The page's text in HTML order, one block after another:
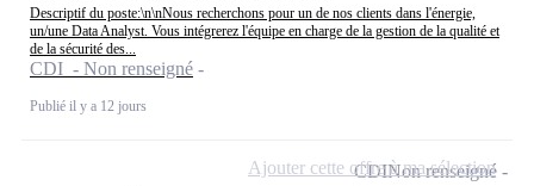
Descriptif du poste:\n\nNous recherchons pour un de nos clients dans l'énergie,
un/une Data Analyst. Vous intégrerez l'équipe en charge de la gestion de la qualité et
de la sécurité des...
CDI - Non renseigné
Publié il y a 12 jours
CDINon renseigné
Ajouter cette offre à ma sélection